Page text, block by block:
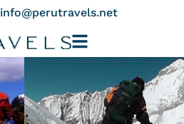
info@perutravels.net